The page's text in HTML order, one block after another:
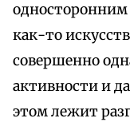
односторонним
как-то
совершенно
активности и
этом лежит